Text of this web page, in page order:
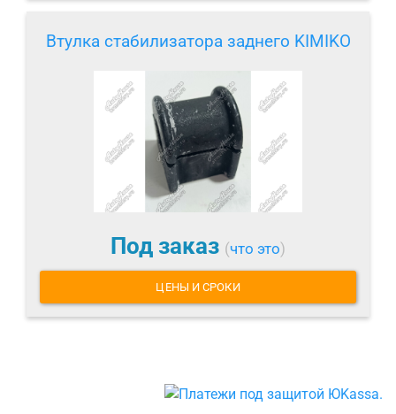
Втулка стабилизатора заднего KIMIKO
Под заказ (что это)
ЦЕНЫ И СРОКИ